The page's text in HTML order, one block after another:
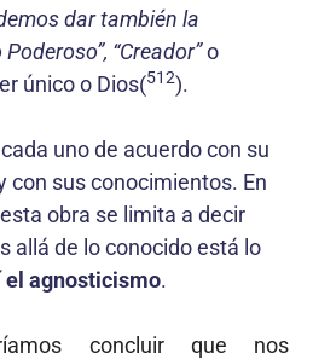
dar también la
“Creador”o
único o Dios(512).
uno de acuerdo con su
con sus conocimientos. En
obra se limita a decir
allá de lo conocido está lo
el agnosticismo.
concluir que nos